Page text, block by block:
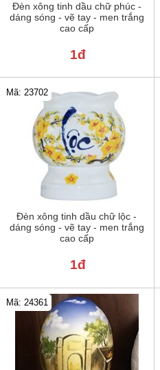
Đèn xông tinh dầu chữ phúc -
dáng sóng - vẽ tay - men trắng
cao cấp
1đ
Đèn xông tinh dầu chữ lộc -
dáng sóng - vẽ tay - men trắng
cao cấp
Mã: 23702
1đ
Mã: 24361